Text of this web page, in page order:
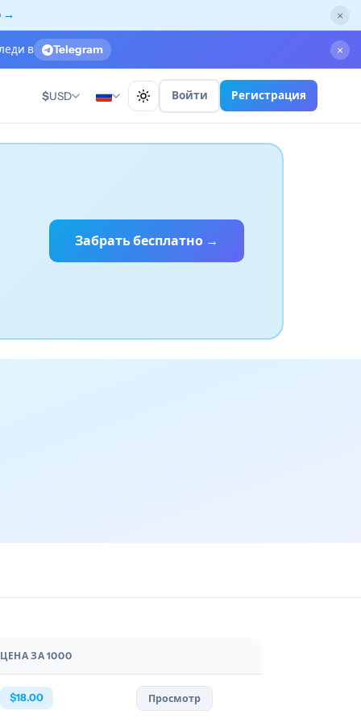
→ ×
в Telegram ×
$USD Войти Регистрация
Забрать бесплатно →
ЦЕНА ЗА 1000
$18.00 Просмотр